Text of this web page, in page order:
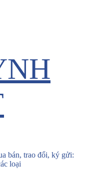
bán, trao đổi, ký gửi:
loại